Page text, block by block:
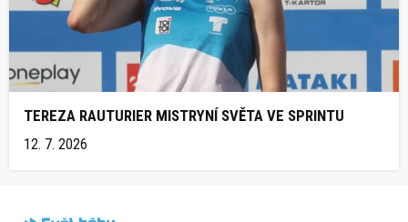
TEREZA RAUTURIER MISTRYNÍ SVĚTA VE SPRINTU
12. 7. 2026